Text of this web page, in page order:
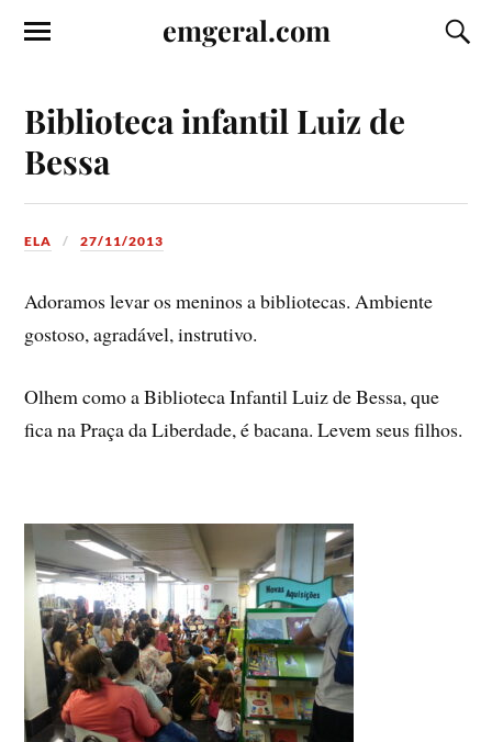
emgeral.com
Biblioteca infantil Luiz de
Bessa
ELA 27/11/2013
Adoramos levar os meninos a bibliotecas. Ambiente
gostoso, agradável, instrutivo.
Olhem como a Biblioteca Infantil Luiz de Bessa, que
fica na Praça da Liberdade, é bacana. Levem seus filhos.